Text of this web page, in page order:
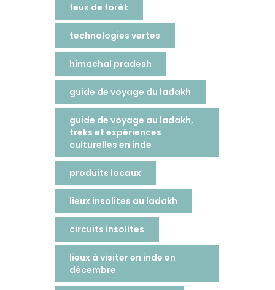
feux de forêt
technologies vertes
himachal pradesh
guide de voyage du ladakh
guide de voyage au ladakh,
treks et expériences
culturelles en inde
produits locaux
lieux insolites au ladakh
circuits insolites
lieux à visiter en inde en
décembre